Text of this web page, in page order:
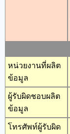
หน่วยงานที่ผลิต
ข้อมูล
ผู้รับผิดชอบผลิต
ข้อมูล
โทรศัพท์ผู้รับผิด